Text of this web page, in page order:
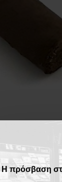
Η πρόσβαση